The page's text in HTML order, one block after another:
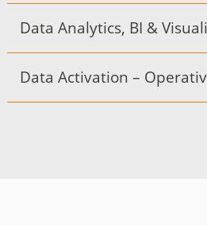
Data Analytics, BI &
Data Activation –